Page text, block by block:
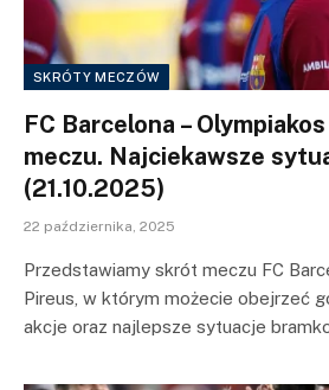
SKRÓTY MECZÓW
FC Barcelona –
meczu. Najciekawsze
(21.10.2025)
22 października, 2025
Przedstawiamy skrót meczu FC
Pireus, w którym możecie obejrzeć
akcje oraz najlepsze sytuacje